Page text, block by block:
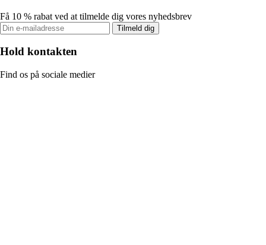
Få 10 % rabat ved at tilmelde dig vores nyhedsbrev
Tilmeld dig
Hold kontakten
Find os på sociale medier